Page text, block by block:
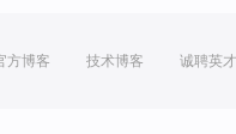
方博客 技术博客 诚聘英才